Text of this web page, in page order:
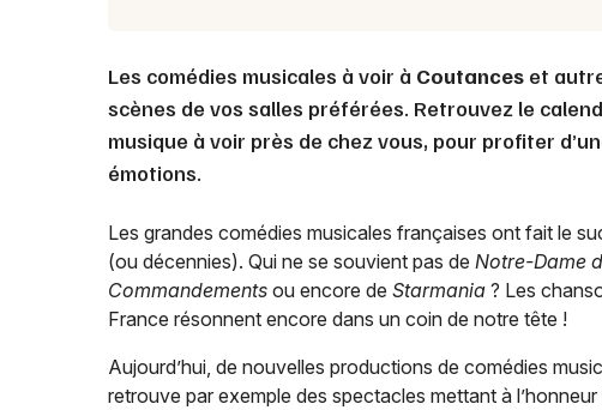
Les comédies musicales à voir à Coutances et
scènes de vos salles préférées. Retrouvez le
musique à voir près de chez vous, pour profiter
émotions.
Les grandes comédies musicales françaises ont fait le
(ou décennies). Qui ne se souvient pas de Notre-Dame
Commandements ou encore de Starmania ? Les
France résonnent encore dans un coin de notre tête !
Aujourd’hui, de nouvelles productions de comédies
retrouve par exemple des spectacles mettant à